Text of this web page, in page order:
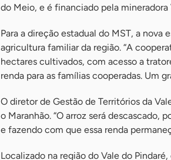
do Meio, e é financiado pela mineradora
Para a direção estadual do MST, a
agricultura familiar da região. “A
hectares cultivados, com acesso a
renda para as famílias cooperadas. Um
O diretor de Gestão de Territórios da
o Maranhão. “O arroz será descascado,
e fazendo com que essa renda
Localizado na região do Vale do